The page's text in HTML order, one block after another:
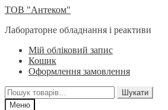
Перейти
навігації
Перейти
вмісту
ТОВ "Антеком"
Лабораторне обладнання і реактиви
Мій обліковий запис
Кошик
Оформлення замовлення
Шукати:
Шукати
Меню